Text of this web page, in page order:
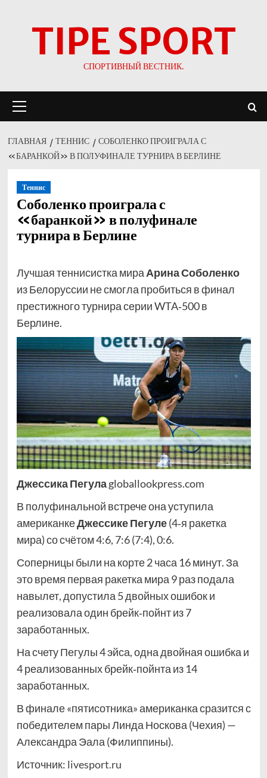
TIPE SPORT
СПОРТИВНЫЙ ВЕСТНИК.
меню
ГЛАВНАЯ ТЕННИС
СОБОЛЕНКО ПРОИГРАЛА С
«БАРАНКОЙ» В ПОЛУФИНАЛЕ ТУРНИРА В БЕРЛИНЕ
Теннис
Соболенко проиграла с
«баранкой» в полуфинале
турнира в Берлине
Лучшая теннисистка мира Арина Соболенко
из Белоруссии не смогла пробиться в финал
престижного турнира серии WTA‑500 в
Берлине.
Джессика Пегулаgloballookpress.com
В полуфинальной встрече она уступила
американкеДжессике Пегуле(4‑я ракетка
мира) со счётом 4:6, 7:6 (7:4), 0:6.
Соперницы были на корте 2 часа 16 минут. За
это время первая ракетка мира 9 раз подала
навылет, допустила 5 двойных ошибок и
реализовала один брейк‑пойнт из 7
заработанных.
На счету Пегулы 4 эйса, одна двойная ошибка и
4 реализованных брейк‑пойнта из 14
заработанных.
В финале «пятисотника» американка сразится с
победителем пары Линда Носкова (Чехия) —
Александра Эала (Филиппины).
Источник: livesport.ru